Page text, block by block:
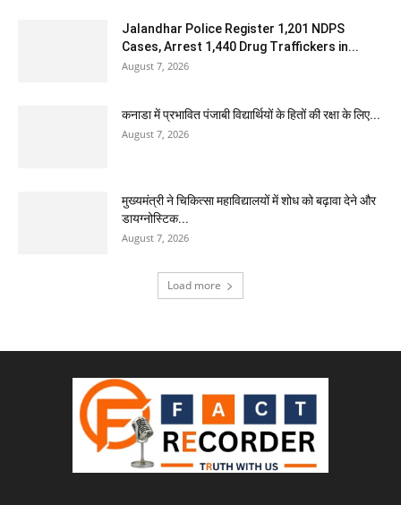
Jalandhar Police Register 1,201 NDPS
Cases, Arrest 1,440 Drug Traffickers in...
August 7, 2026
कनाडा में प्रभावित पंजाबी विद्यार्थियों के हितों की रक्षा के लिए...
August 7, 2026
मुख्यमंत्री ने चिकित्सा महाविद्यालयों में शोध को बढ़ावा देने और
डायग्नोस्टिक...
August 7, 2026
Load more